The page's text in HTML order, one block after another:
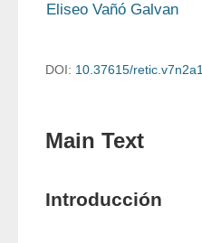
Eliseo Vañó Galvan
DOI: 10.37615/retic.v7n2a1
Main Text
Introducción